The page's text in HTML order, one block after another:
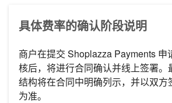
具体费率的确认阶段说明
商户在提交 Shoplazza Payments 申
核后，将进行合同确认并线上签署。
结构将在合同中明确列示，并以双方
为准。